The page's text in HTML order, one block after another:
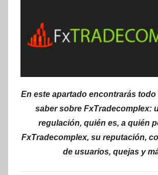
En este apartado encontrarás
saber sobre FxTradecomplex:
regulación, quién es, a quién
FxTradecomplex, su reputación,
de usuarios, quejas y